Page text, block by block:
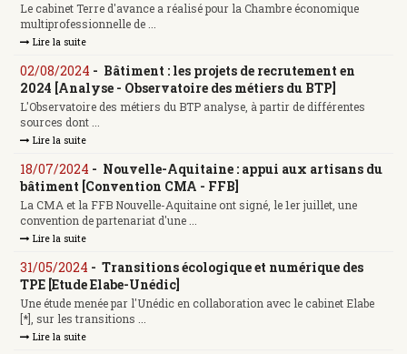
Le cabinet Terre d'avance a réalisé pour la Chambre économique
multiprofessionnelle de ...
Lire la suite
02/08/2024 - Bâtiment : les projets de recrutement en
2024 [Analyse - Observatoire des métiers du BTP]
L'Observatoire des métiers du BTP analyse, à partir de différentes
sources dont ...
Lire la suite
18/07/2024 - Nouvelle-Aquitaine : appui aux artisans du
bâtiment [Convention CMA - FFB]
La CMA et la FFB Nouvelle-Aquitaine ont signé, le 1er juillet, une
convention de partenariat d'une ...
Lire la suite
31/05/2024 - Transitions écologique et numérique des
TPE [Etude Elabe-Unédic]
Une étude menée par l'Unédic en collaboration avec le cabinet Elabe
[*], sur les transitions ...
Lire la suite